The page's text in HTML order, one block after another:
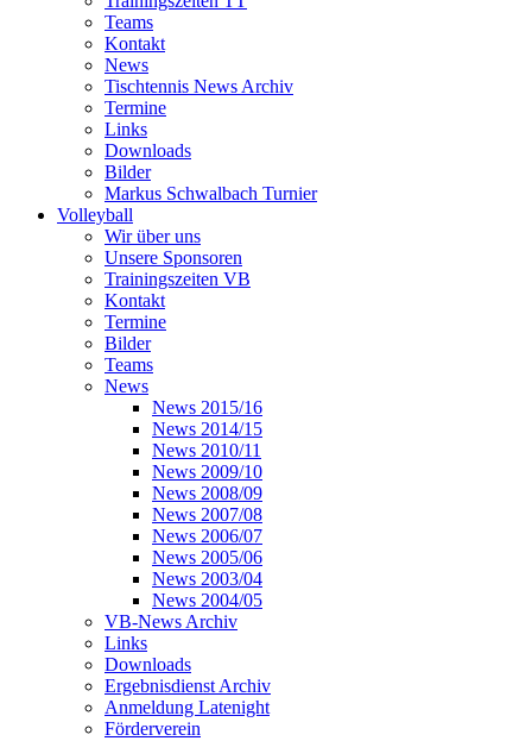
Teams
Kontakt
News
Tischtennis News Archiv
Termine
Links
Downloads
Bilder
Markus Schwalbach Turnier
Volleyball
Wir über uns
Unsere Sponsoren
Trainingszeiten VB
Kontakt
Termine
Bilder
Teams
News
News 2015/16
News 2014/15
News 2010/11
News 2009/10
News 2008/09
News 2007/08
News 2006/07
News 2005/06
News 2003/04
News 2004/05
VB-News Archiv
Links
Downloads
Ergebnisdienst Archiv
Anmeldung Latenight
Förderverein